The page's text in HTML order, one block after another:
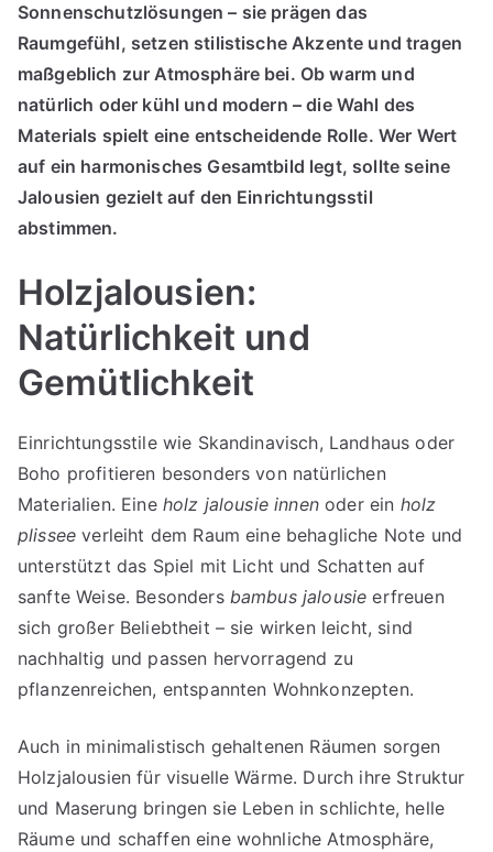
Sonnenschutzlösungen – sie prägen das
Raumgefühl, setzen stilistische Akzente und tragen
maßgeblich zur Atmosphäre bei. Ob warm und
natürlich oder kühl und modern – die Wahl des
Materials spielt eine entscheidende Rolle. Wer Wert
auf ein harmonisches Gesamtbild legt, sollte seine
Jalousien gezielt auf den Einrichtungsstil
abstimmen.
Holzjalousien:
Natürlichkeit und
Gemütlichkeit
Einrichtungsstile wie Skandinavisch, Landhaus oder
Boho profitieren besonders von natürlichen
Materialien. Eine holz jalousie innenoder ein holz
plissee verleiht dem Raum eine behagliche Note und
unterstützt das Spiel mit Licht und Schatten auf
sanfte Weise. Besonders bambus jalousie erfreuen
sich großer Beliebtheit – sie wirken leicht, sind
nachhaltig und passen hervorragend zu
pflanzenreichen, entspannten Wohnkonzepten.
Auch in minimalistisch gehaltenen Räumen sorgen
Holzjalousien für visuelle Wärme. Durch ihre Struktur
und Maserung bringen sie Leben in schlichte, helle
Räume und schaffen eine wohnliche Atmosphäre,